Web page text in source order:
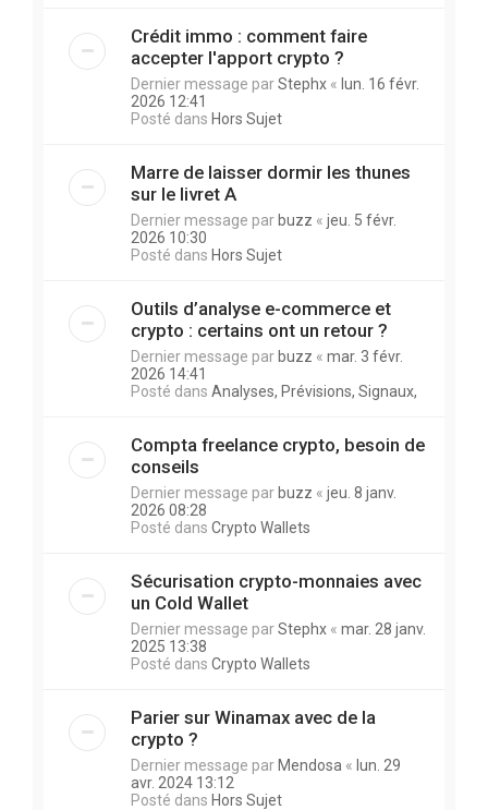
Crédit immo : comment faire
accepter l'apport crypto ?
Dernier message parStephx « lun. 16 févr.
2026 12:41
Posté dans Hors Sujet
Marre de laisser dormir les thunes
sur le livret A
Dernier message parbuzz « jeu. 5 févr.
2026 10:30
Posté dans Hors Sujet
Outils d’analyse e-commerce et
crypto : certains ont un retour ?
Dernier message parbuzz « mar. 3 févr.
2026 14:41
Posté dans Analyses, Prévisions, Signaux,
Compta freelance crypto, besoin de
conseils
Dernier message parbuzz « jeu. 8 janv.
2026 08:28
Posté dans Crypto Wallets
Sécurisation crypto-monnaies avec
un Cold Wallet
Dernier message parStephx « mar. 28 janv.
2025 13:38
Posté dans Crypto Wallets
Parier sur Winamax avec de la
crypto ?
Dernier message parMendosa « lun. 29
avr. 2024 13:12
Posté dans Hors Sujet